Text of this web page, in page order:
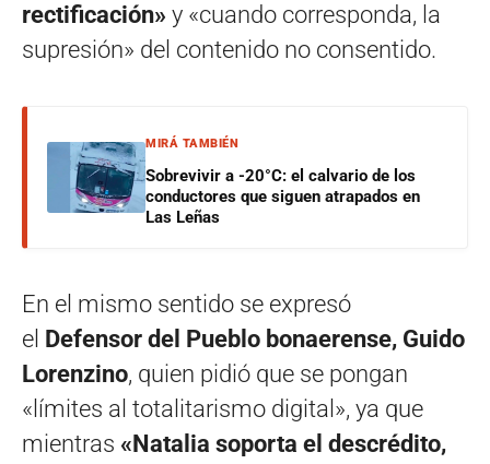
rectificación» y «cuando corresponda, la
supresión» del contenido no consentido.
MIRÁ TAMBIÉN
Sobrevivir a -20°C: el calvario de los
conductores que siguen atrapados en
Las Leñas
En el mismo sentido se expresó
el Defensor del Pueblo bonaerense, Guido
Lorenzino, quien pidió que se pongan
«límites al totalitarismo digital», ya que
mientras «Natalia soporta el descrédito,